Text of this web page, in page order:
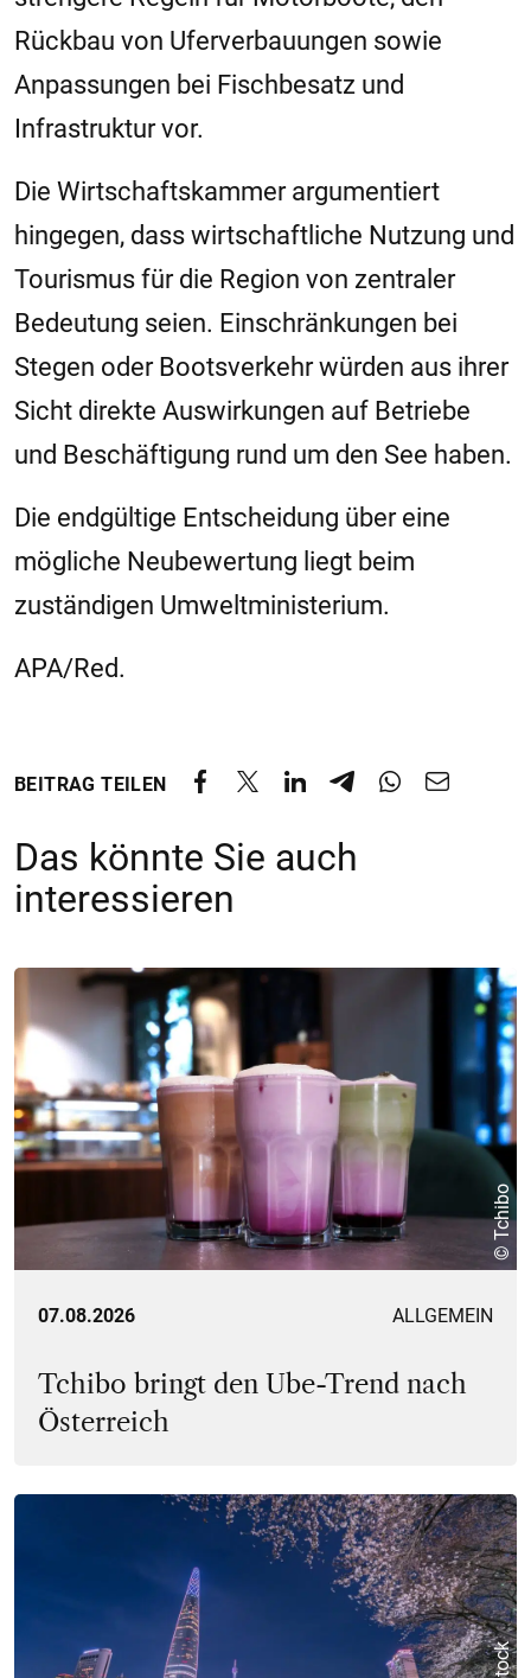
Rückbau von Uferverbauungen sowie
Anpassungen bei Fischbesatz und
Infrastruktur vor.
Die Wirtschaftskammer argumentiert
hingegen, dass wirtschaftliche Nutzung und
Tourismus für die Region von zentraler
Bedeutung seien. Einschränkungen bei
Stegen oder Bootsverkehr würden aus ihrer
Sicht direkte Auswirkungen auf Betriebe
und Beschäftigung rund um den See haben.
Die endgültige Entscheidung über eine
mögliche Neubewertung liegt beim
zuständigen Umweltministerium.
APA/Red.
BEITRAG TEILEN
Das könnte Sie auch
interessieren
© Tchibo
07.08.2026 ALLGEMEIN
Tchibo bringt den Ube-Trend nach
Österreich